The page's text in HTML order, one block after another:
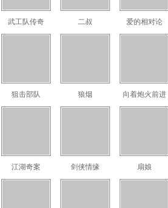
武工队传奇 二叔 爱的相对论
狙击部队 狼烟 向着炮火前进
江湖奇案 剑侠情缘 扇娘